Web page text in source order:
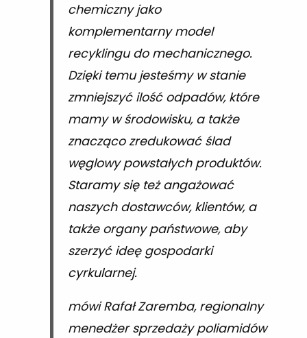
chemiczny jako
komplementarny model
recyklingu do mechanicznego.
Dzięki temu jesteśmy w stanie
zmniejszyć ilość odpadów, które
mamy w środowisku, a także
znacząco zredukować ślad
węglowy powstałych produktów.
Staramy się też angażować
naszych dostawców, klientów, a
także organy państwowe, aby
szerzyć ideę gospodarki
cyrkularnej.
mówi Rafał Zaremba, regionalny
menedżer sprzedaży poliamidów